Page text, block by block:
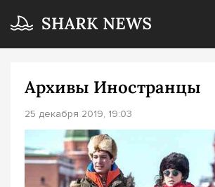
Архивы Иностранцы
25 декабря 2019, 19:03